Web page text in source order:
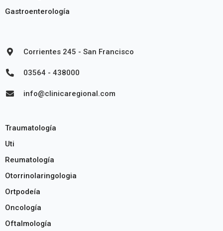
Gastroenterología
Corrientes 245 - San Francisco
03564 - 438000
info@clinicaregional.com
Traumatología
Uti
Reumatología
Otorrinolaringologia
Ortpodeía
Oncología
Oftalmología